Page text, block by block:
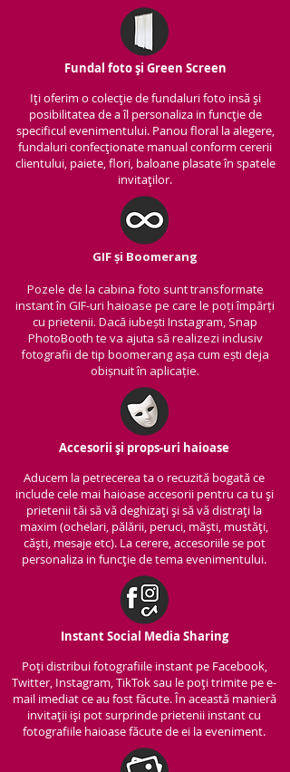
Fundal foto și Green Screen
Iți oferim o colecție de fundaluri foto insă și
posibilitatea de a îl personaliza in funcție de
specificul evenimentului. Panou floral la alegere,
fundaluri confecționate manual conform cererii
clientului, paiete, flori, baloane plasate în spatele
invitaților.
GIF și Boomerang
Pozele de la cabina foto sunt transformate
instant în GIF-uri haioase pe care le poți împărți
cu prietenii. Dacă iubești Instagram, Snap
PhotoBooth te va ajuta să realizezi inclusiv
fotografii de tip boomerang așa cum ești deja
obișnuit în aplicație.
Accesorii și props-uri haioase
Aducem la petrecerea ta o recuzită bogată ce
include cele mai haioase accesorii pentru ca tu și
prietenii tăi să vă deghizați și să vă distrați la
maxim (ochelari, pălării, peruci, măști, mustăți,
căști, mesaje etc). La cerere, accesoriile se pot
personaliza in funcție de tema evenimentului.
Instant Social Media Sharing
Poți distribui fotografiile instant pe Facebook,
Twitter, Instagram, TikTok sau le poți trimite pe e-
mail imediat ce au fost făcute. În această manieră
invitații iși pot surprinde prietenii instant cu
fotografiile haioase făcute de ei la eveniment.